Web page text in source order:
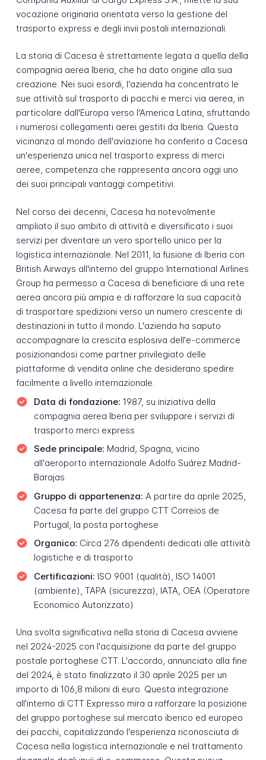
vocazione originaria orientata verso la gestione del
trasporto express e degli invii postali internazionali.
La storia di Cacesa è strettamente legata a quella della
compagnia aerea Iberia, che ha dato origine alla sua
creazione. Nei suoi esordi, l'azienda ha concentrato le
sue attività sul trasporto di pacchi e merci via aerea, in
particolare dall'Europa verso l'America Latina, sfruttando
i numerosi collegamenti aerei gestiti da Iberia. Questa
vicinanza al mondo dell'aviazione ha conferito a Cacesa
un'esperienza unica nel trasporto express di merci
aeree, competenza che rappresenta ancora oggi uno
dei suoi principali vantaggi competitivi.
Nel corso dei decenni, Cacesa ha notevolmente
ampliato il suo ambito di attività e diversificato i suoi
servizi per diventare un vero sportello unico per la
logistica internazionale. Nel 2011, la fusione di Iberia con
British Airways all'interno del gruppo International Airlines
Group ha permesso a Cacesa di beneficiare di una rete
aerea ancora più ampia e di rafforzare la sua capacità
di trasportare spedizioni verso un numero crescente di
destinazioni in tutto il mondo. L'azienda ha saputo
accompagnare la crescita esplosiva dell'e-commerce
posizionandosi come partner privilegiato delle
piattaforme di vendita online che desiderano spedire
facilmente a livello internazionale.
Data di fondazione: 1987, su iniziativa della
compagnia aerea Iberia per sviluppare i servizi di
trasporto merci express
Sede principale: Madrid, Spagna, vicino
all'aeroporto internazionale Adolfo Suárez Madrid-
Barajas
Gruppo di appartenenza: A partire da aprile 2025,
Cacesa fa parte del gruppo CTT Correios de
Portugal, la posta portoghese
Organico: Circa 276 dipendenti dedicati alle attività
logistiche e di trasporto
Certificazioni: ISO 9001 (qualità), ISO 14001
(ambiente), TAPA (sicurezza), IATA, OEA (Operatore
Economico Autorizzato)
Una svolta significativa nella storia di Cacesa avviene
nel 2024-2025 con l'acquisizione da parte del gruppo
postale portoghese CTT. L'accordo, annunciato alla fine
del 2024, è stato finalizzato il 30 aprile 2025 per un
importo di 106,8 milioni di euro. Questa integrazione
all'interno di CTT Expresso mira a rafforzare la posizione
del gruppo portoghese sul mercato iberico ed europeo
dei pacchi, capitalizzando l'esperienza riconosciuta di
Cacesa nella logistica internazionale e nel trattamento